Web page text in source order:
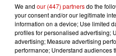
7 août 2026
Éclipse
We and our (447) partnersdo the
your consent and/or our legitimate
information on a device; Use limited
profiles for personalised advertising;
advertising; Measure advertising
performance; Understand audiences